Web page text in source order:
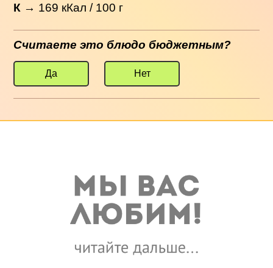
К → 169 кКал / 100 г
Считаете это блюдо бюджетным?
Да Нет